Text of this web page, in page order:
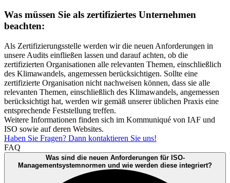
Was müssen Sie als zertifiziertes Unternehmen
beachten:
Als Zertifizierungsstelle werden wir die neuen Anforderungen in
unsere Audits einfließen lassen und darauf achten, ob die
zertifizierten Organisationen alle relevanten Themen, einschließlich
des Klimawandels, angemessen berücksichtigen. Sollte eine
zertifizierte Organisation nicht nachweisen können, dass sie alle
relevanten Themen, einschließlich des Klimawandels, angemessen
berücksichtigt hat, werden wir gemäß unserer üblichen Praxis eine
entsprechende Feststellung treffen.
Weitere Informationen finden sich im Kommuniqué von IAF und
ISO sowie auf deren Websites.
Haben Sie Fragen? Dann kontaktieren Sie uns!
FAQ
Was sind die neuen Anforderungen für ISO-
Managementsystemnormen und wie werden diese integriert?